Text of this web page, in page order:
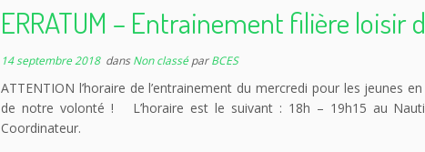
ERRATUM – Entrainement filière loisir
14 septembre 2018dansNon classéparBCES
ATTENTION l’horaire de l’entrainement du mercredi pour les jeunes
de notre volonté ! L’horaire est le suivant : 18h – 19h15 au
Coordinateur.